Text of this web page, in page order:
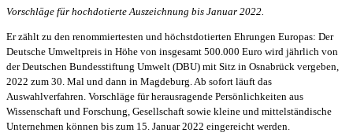
Vorschläge für hochdotierte Auszeichnung bis Januar 2022.
Er zählt zu den renommiertesten und höchstdotierten Ehrungen Europas: Der
Deutsche Umweltpreis in Höhe von insgesamt 500.000 Euro wird jährlich von
der Deutschen Bundesstiftung Umwelt (DBU) mit Sitz in Osnabrück vergeben,
2022 zum 30. Mal und dann in Magdeburg. Ab sofort läuft das
Auswahlverfahren. Vorschläge für herausragende Persönlichkeiten aus
Wissenschaft und Forschung, Gesellschaft sowie kleine und mittelständische
Unternehmen können bis zum 15. Januar 2022 eingereicht werden.